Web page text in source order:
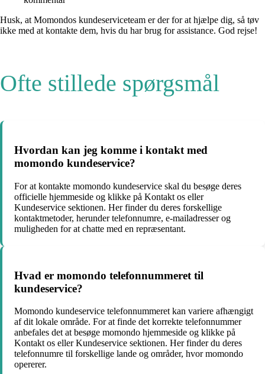
Husk, at Momondos kundeserviceteam er der for at hjælpe dig, så tøv
ikke med at kontakte dem, hvis du har brug for assistance. God rejse!
Ofte stillede spørgsmål
Hvordan kan jeg komme i kontakt med
momondo kundeservice?
For at kontakte momondo kundeservice skal du besøge deres
officielle hjemmeside og klikke på Kontakt os eller
Kundeservice sektionen. Her finder du deres forskellige
kontaktmetoder, herunder telefonnumre, e-mailadresser og
muligheden for at chatte med en repræsentant.
Hvad er momondo telefonnummeret til
kundeservice?
Momondo kundeservice telefonnummeret kan variere afhængigt
af dit lokale område. For at finde det korrekte telefonnummer
anbefales det at besøge momondo hjemmeside og klikke på
Kontakt os eller Kundeservice sektionen. Her finder du deres
telefonnumre til forskellige lande og områder, hvor momondo
opererer.